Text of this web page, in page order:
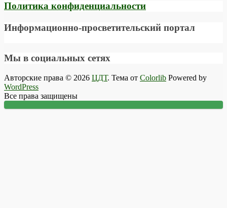
Политика конфиденциальности
Информационно-просветительский портал
Мы в социальных сетях
Авторские права © 2026 ЦДТ. Тема от Colorlib Powered by
WordPress
Все права защищены